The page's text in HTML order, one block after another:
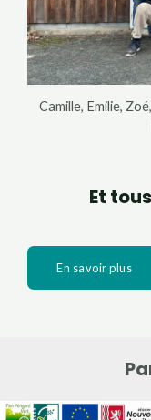
Camille, Emilie,
Et
En savoir plus